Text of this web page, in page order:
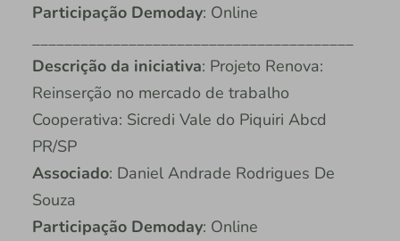
Participação Demoday: Online
Descrição da iniciativa: Projeto Renova:
Reinserção no mercado de trabalho
Cooperativa: Sicredi Vale do Piquiri Abcd
PR/SP
Associado: Daniel Andrade Rodrigues De
Souza
Participação Demoday: Online